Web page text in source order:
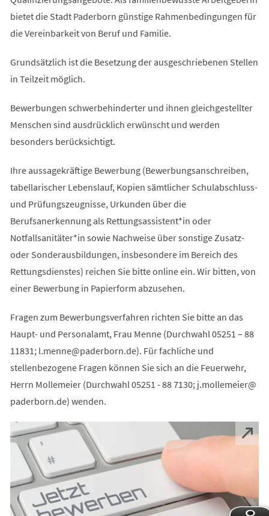
bietet die Stadt Paderborn günstige Rahmenbedingungen für
die Vereinbarkeit von Beruf und Familie.
Grundsätzlich ist die Besetzung der ausgeschriebenen Stellen
in Teilzeit möglich.
Bewerbungen schwerbehinderter und ihnen gleichgestellter
Menschen sind ausdrücklich erwünscht und werden
besonders berücksichtigt.
Ihre aussagekräftige Bewerbung (Bewerbungsanschreiben,
tabellarischer Lebenslauf, Kopien sämtlicher Schulabschluss-
und Prüfungszeugnisse, Urkunden über die
Berufsanerkennung als Rettungsassistent*in oder
Notfallsanitäter*in sowie Nachweise über sonstige Zusatz-
oder Sonderausbildungen, insbesondere im Bereich des
Rettungsdienstes) reichen Sie bitte online ein. Wir bitten, von
einer Bewerbung in Papierform abzusehen.
Fragen zum Bewerbungsverfahren richten Sie bitte an das
Haupt- und Personalamt, Frau Menne (Durchwahl 05251 – 88
11831; l.menne paderborn de). Für fachliche und
stellenbezogene Fragen können Sie sich an die Feuerwehr,
Herrn Mollemeier (Durchwahl 05251 - 88 7130; j.mollemeier
paderborn de) wenden.